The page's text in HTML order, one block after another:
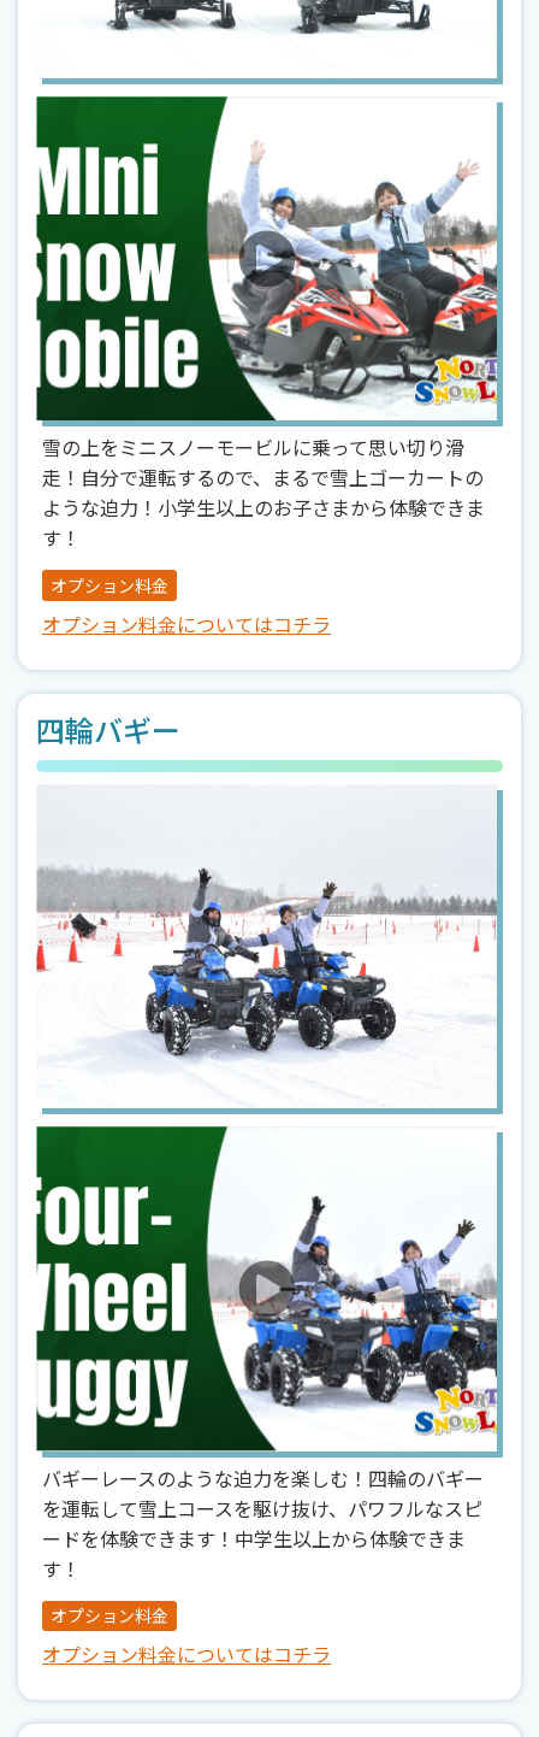
雪の上をミニスノーモービルに乗って思い切り滑
走！自分で運転するので、まるで雪上ゴーカートの
ような迫力！小学生以上のお子さまから体験できま
す！
オプション料金
オプション料金についてはコチラ
四輪バギー
バギーレースのような迫力を楽しむ！四輪のバギー
を運転して雪上コースを駆け抜け、パワフルなスピ
ードを体験できます！中学生以上から体験できま
す！
オプション料金
オプション料金についてはコチラ